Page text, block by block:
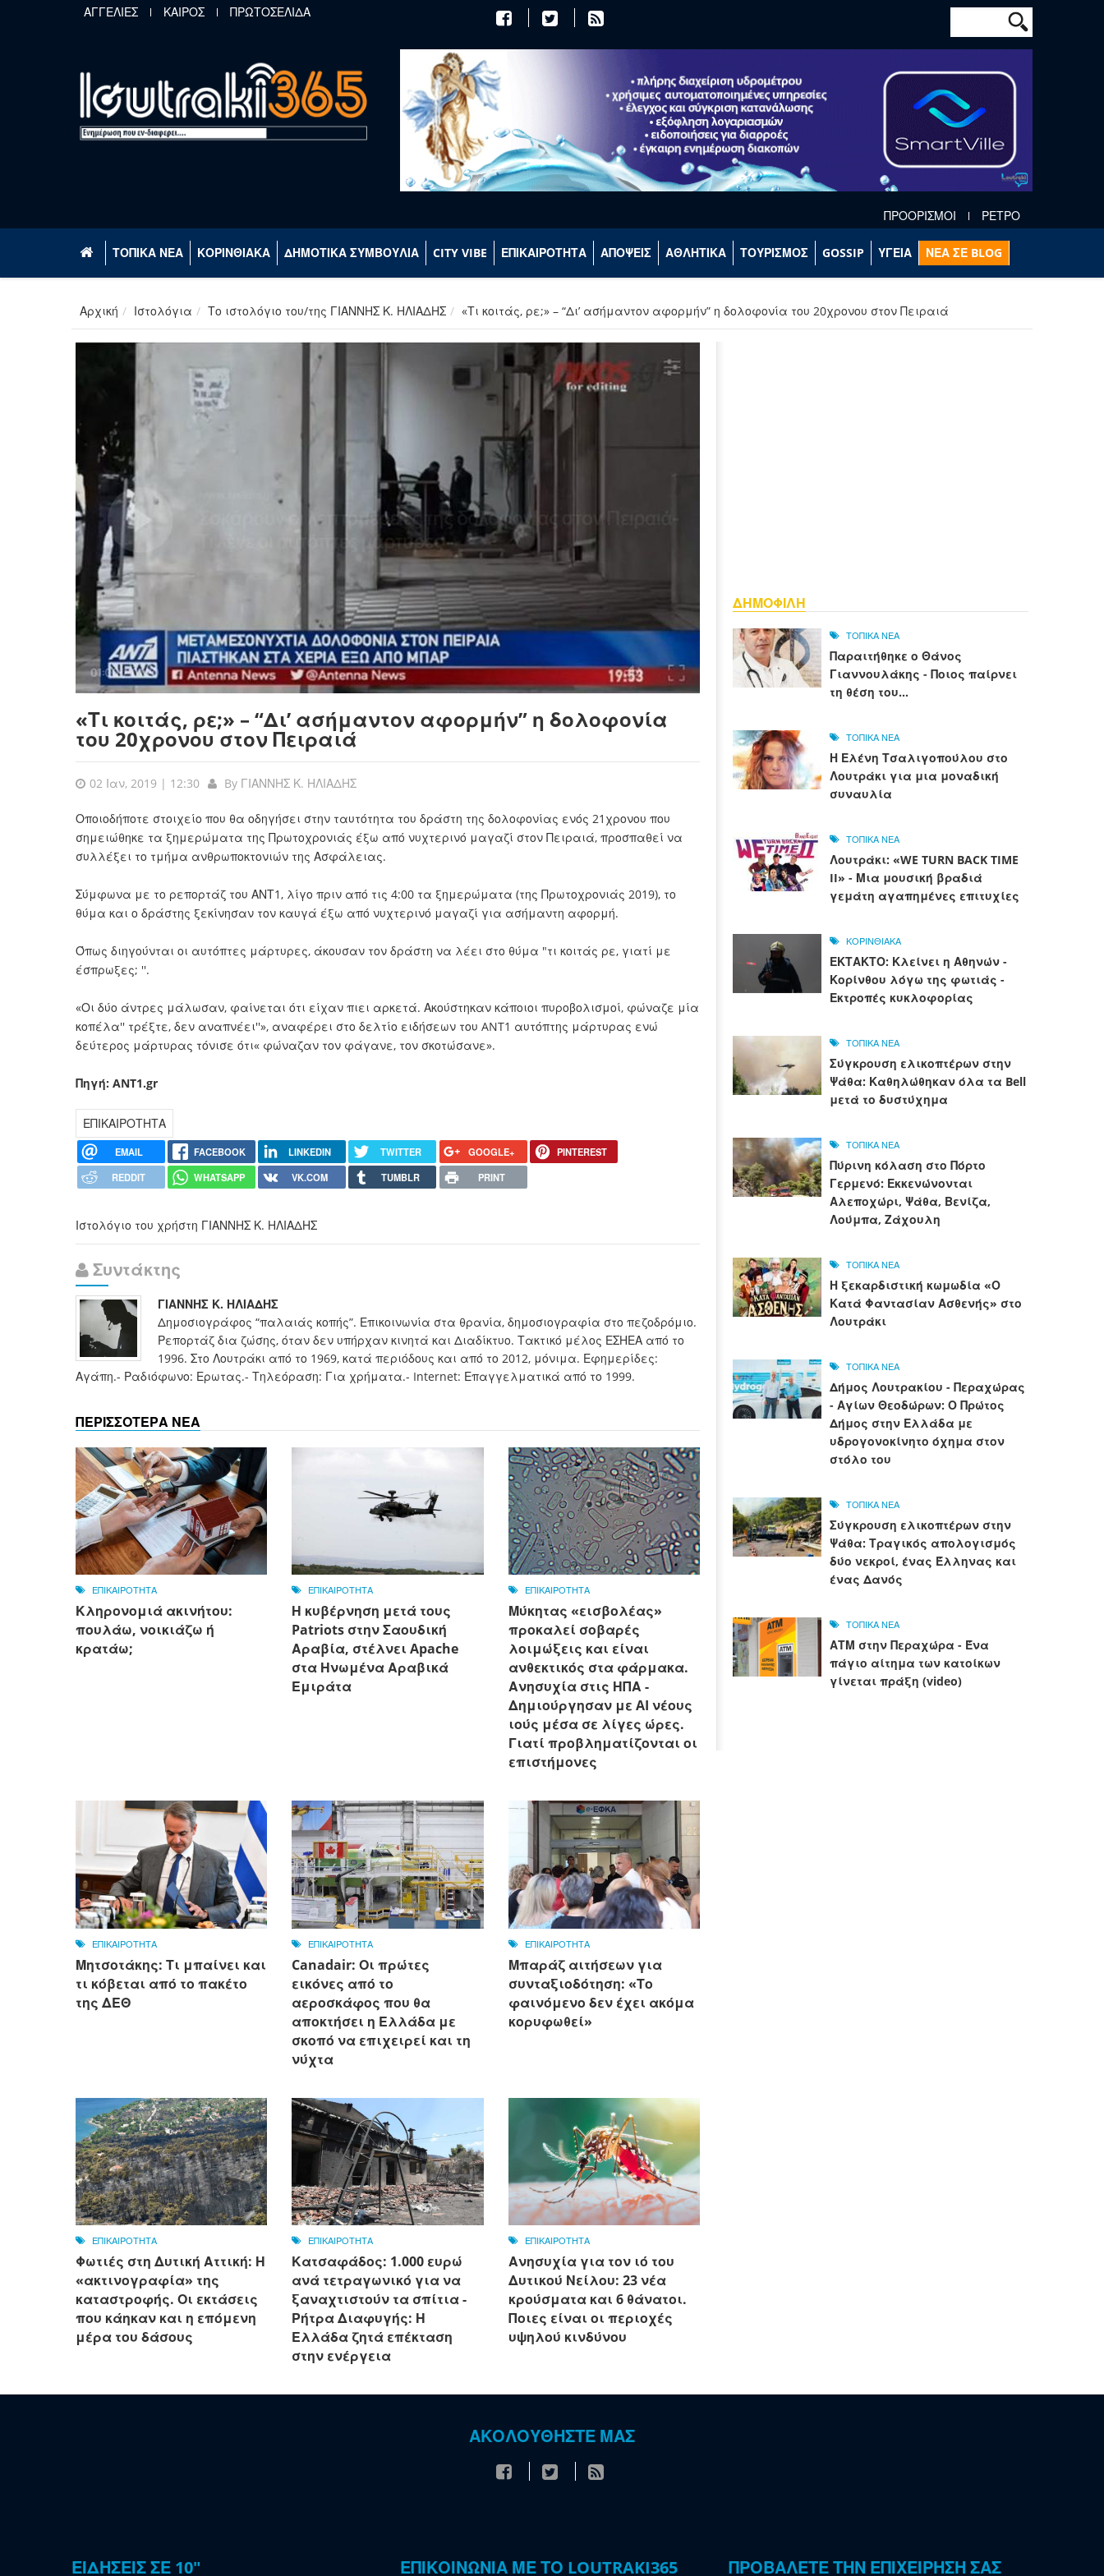
Παράκαμψη προς το κυρίως περιεχόμενο
ΑΓΓΕΛΙΕΣ ΚΑΙΡΟΣ ΠΡΩΤΟΣΕΛΙΔΑ Φόρμα
Αναζήτηση
ΠΡΟΟΡΙΣΜΟΙ ΡΕΤΡΟ
ΤΟΠΙΚΑ ΝΕΑ ΚΟΡΙΝΘΙΑΚΑ ΔΗΜΟΤΙΚΑ ΣΥΜΒΟΥΛΙΑ CITY VIBE ΕΠΙΚΑΙΡΟΤΗΤΑ ΑΠΟΨΕΙΣ ΑΘΛΗΤΙΚΑ ΤΟΥΡΙΣΜΟΣ GOSSIP ΥΓΕΙΑ ΝΕΑ ΣΕ BLOG
Αρχική Ιστολόγια Το ιστολόγιο του/της ΓΙΑΝΝΗΣ Κ. ΗΛΙΑΔΗΣ «Τι κοιτάς, ρε;» – “Δι’ ασήμαντον αφορμήν” η δολοφονία του 20χρονου στον Πειραιά
«Τι κοιτάς, ρε;» – “Δι’ ασήμαντον αφορμήν” η δολοφονία
του 20χρονου στον Πειραιά
02 Ιαν, 2019 | 12:30 By ΓΙΑΝΝΗΣ Κ. ΗΛΙΑΔΗΣ
Οποιοδήποτε στοιχείο που θα οδηγήσει στην ταυτότητα του δράστη της δολοφονίας ενός 21χρονου που
σημειώθηκε τα ξημερώματα της Πρωτοχρονιάς έξω από νυχτερινό μαγαζί στον Πειραιά, προσπαθεί να
συλλέξει το τμήμα ανθρωποκτονιών της Ασφάλειας.
Σύμφωνα με το ρεπορτάζ του ΑΝΤ1, λίγο πριν από τις 4:00 τα ξημερώματα (της Πρωτοχρονιάς 2019), το
θύμα και ο δράστης ξεκίνησαν τον καυγά έξω από νυχτερινό μαγαζί για ασήμαντη αφορμή.
Όπως διηγούνται οι αυτόπτες μάρτυρες, άκουσαν τον δράστη να λέει στο θύμα "τι κοιτάς ρε, γιατί με
έσπρωξες; ''.
«Οι δύο άντρες μάλωσαν, φαίνεται ότι είχαν πιει αρκετά. Ακούστηκαν κάποιοι πυροβολισμοί, φώναζε μία
κοπέλα'' τρέξτε, δεν αναπνέει''», αναφέρει στο δελτίο ειδήσεων του ANT1 αυτόπτης μάρτυρας ενώ
δεύτερος μάρτυρας τόνισε ότι« φώναζαν τον φάγανε, τον σκοτώσανε».
Πηγή: ANT1.gr
ΕΠΙΚΑΙΡΟΤΗΤΑ
EMAIL FACEBOOK LINKEDIN TWITTER GOOGLE+
PINTEREST
REDDIT
WHATSAPP VK.COM TUMBLR PRINT
Ιστολόγιο του χρήστη ΓΙΑΝΝΗΣ Κ. ΗΛΙΑΔΗΣ
Συντάκτης
ΓΙΑΝΝΗΣ Κ. ΗΛΙΑΔΗΣ
Δημοσιογράφος “παλαιάς κοπής”. Επικοινωνία στα θρανία, δημοσιογραφία στο πεζοδρόμιο.
Ρεπορτάζ δια ζώσης, όταν δεν υπήρχαν κινητά και Διαδίκτυο. Τακτικό μέλος ΕΣΗΕΑ από το
1996. Στο Λουτράκι από το 1969, κατά περιόδους και από το 2012, μόνιμα. Εφημερίδες:
Αγάπη.- Ραδιόφωνο: Ερωτας.- Τηλεόραση: Για χρήματα.- Internet: Επαγγελματικά από το 1999.
ΠΕΡΙΣΣΟΤΕΡΑ ΝΕΑ
ΕΠΙΚΑΙΡΟΤΗΤΑ
Κληρονομιά ακινήτου:
πουλάω, νοικιάζω ή
κρατάω;
ΕΠΙΚΑΙΡΟΤΗΤΑ
Η κυβέρνηση μετά τους
Patriots στην Σαουδική
Αραβία, στέλνει Apache
στα Ηνωμένα Αραβικά
Εμιράτα
ΕΠΙΚΑΙΡΟΤΗΤΑ
Μύκητας «εισβολέας»
προκαλεί σοβαρές
λοιμώξεις και είναι
ανθεκτικός στα φάρμακα.
Ανησυχία στις ΗΠΑ -
Δημιούργησαν με AI νέους
ιούς μέσα σε λίγες ώρες.
Γιατί προβληματίζονται οι
επιστήμονες
ΕΠΙΚΑΙΡΟΤΗΤΑ
Μητσοτάκης: Τι μπαίνει και
τι κόβεται από το πακέτο
της ΔΕΘ
ΕΠΙΚΑΙΡΟΤΗΤΑ
Canadair: Οι πρώτες
εικόνες από το
αεροσκάφος που θα
αποκτήσει η Ελλάδα με
σκοπό να επιχειρεί και τη
νύχτα
ΕΠΙΚΑΙΡΟΤΗΤΑ
Μπαράζ αιτήσεων για
συνταξιοδότηση: «Το
φαινόμενο δεν έχει ακόμα
κορυφωθεί»
ΕΠΙΚΑΙΡΟΤΗΤΑ
Φωτιές στη Δυτική Αττική: Η
«ακτινογραφία» της
καταστροφής. Οι εκτάσεις
που κάηκαν και η επόμενη
μέρα του δάσους
ΕΠΙΚΑΙΡΟΤΗΤΑ
Κατσαφάδος: 1.000 ευρώ
ανά τετραγωνικό για να
ξαναχτιστούν τα σπίτια -
Ρήτρα Διαφυγής: Η
Ελλάδα ζητά επέκταση
στην ενέργεια
ΕΠΙΚΑΙΡΟΤΗΤΑ
Ανησυχία για τον ιό του
Δυτικού Νείλου: 23 νέα
κρούσματα και 6 θάνατοι.
Ποιες είναι οι περιοχές
υψηλού κινδύνου
ΔΗΜΟΦΙΛΗ
ΤΟΠΙΚΑ ΝΕΑ
Παραιτήθηκε ο Θάνος
Γιαννουλάκης - Ποιος παίρνει
τη θέση του...
ΤΟΠΙΚΑ ΝΕΑ
Η Ελένη Τσαλιγοπούλου στο
Λουτράκι για μια μοναδική
συναυλία
ΤΟΠΙΚΑ ΝΕΑ
Λουτράκι: «WE TURN BACK TIME
II» - Μια μουσική βραδιά
γεμάτη αγαπημένες επιτυχίες
ΚΟΡΙΝΘΙΑΚΑ
ΕΚΤΑΚΤΟ: Κλείνει η Αθηνών -
Κορίνθου λόγω της φωτιάς -
Εκτροπές κυκλοφορίας
ΤΟΠΙΚΑ ΝΕΑ
Σύγκρουση ελικοπτέρων στην
Ψάθα: Καθηλώθηκαν όλα τα Bell
μετά το δυστύχημα
ΤΟΠΙΚΑ ΝΕΑ
Πύρινη κόλαση στο Πόρτο
Γερμενό: Εκκενώνονται
Αλεποχώρι, Ψάθα, Βενίζα,
Λούμπα, Ζάχουλη
ΤΟΠΙΚΑ ΝΕΑ
Η ξεκαρδιστική κωμωδία «Ο
Κατά Φαντασίαν Ασθενής» στο
Λουτράκι
ΤΟΠΙΚΑ ΝΕΑ
Δήμος Λουτρακίου - Περαχώρας
- Αγίων Θεοδώρων: Ο Πρώτος
Δήμος στην Ελλάδα με
υδρογονοκίνητο όχημα στον
στόλο του
ΤΟΠΙΚΑ ΝΕΑ
Σύγκρουση ελικοπτέρων στην
Ψάθα: Τραγικός απολογισμός
δύο νεκροί, ένας Έλληνας και
ένας Δανός
ΤΟΠΙΚΑ ΝΕΑ
ΑΤΜ στην Περαχώρα - Ένα
πάγιο αίτημα των κατοίκων
γίνεται πράξη (video)
ΑΚΟΛΟΥΘΗΣΤΕ ΜΑΣ
ΕΙΔΗΣΕΙΣ ΣΕ 10" ΕΠΙΚΟΙΝΩΝΙΑ ΜΕ ΤΟ LOUTRAKI365 ΠΡΟΒΑΛΕΤΕ ΤΗΝ ΕΠΙΧΕΙΡΗΣΗ ΣΑΣ